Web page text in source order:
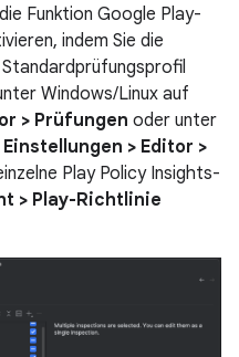
Funktion Google Play-
indem Sie die
Windows/Linux auf
> Prüfungen oder unter
> Editor >
Play Policy Insights-
> Play-Richtlinie